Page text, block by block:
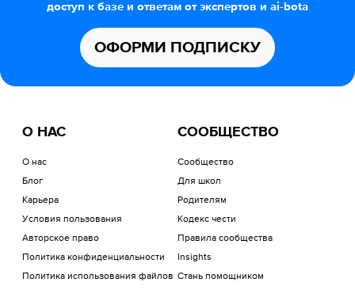
доступ к базе и ответам от экспертов и ai-bota
ОФОРМИ ПОДПИСКУ
О НАС
О нас
Блог
Карьера
Условия пользования
Авторское право
Политика конфиденциальности
Политика использования файлов
СООБЩЕСТВО
Сообщество
Для школ
Родителям
Кодекс чести
Правила сообщества
Insights
Стань помощником